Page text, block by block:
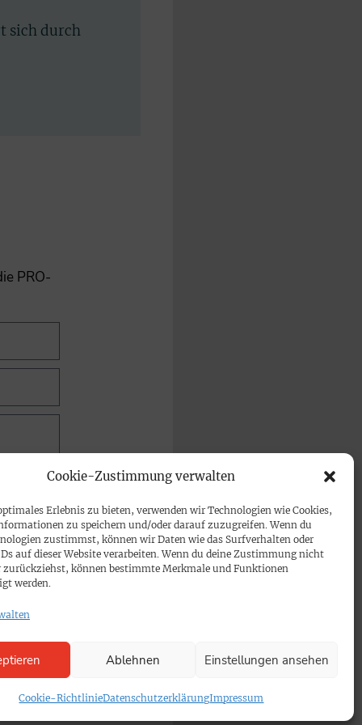
Cookie-Zustimmung verwalten
Erlebnis zu bieten, verwenden wir Technologien wie Cookies,
zu speichern und/oder darauf zuzugreifen. Wenn du
zustimmst, können wir Daten wie das Surfverhalten oder
auf dieser Website verarbeiten. Wenn du deine Zustimmung nicht
zurückziehst, können bestimmte Merkmale und Funktionen
werden.
Ablehnen Einstellungen ansehen
Cookie-RichtlinieDatenschutzerklärungImpressum
sich durch
PRO-